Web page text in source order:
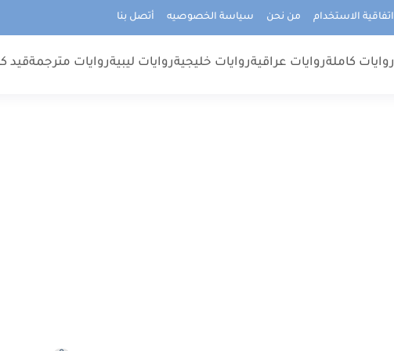
اتفاقية الاستخدام من نحن سياسة الخصوصيه أتصل بنا
روايات كاملةروايات عراقيةروايات خليجيةروايات ليبيةروايات مترجمةقيد